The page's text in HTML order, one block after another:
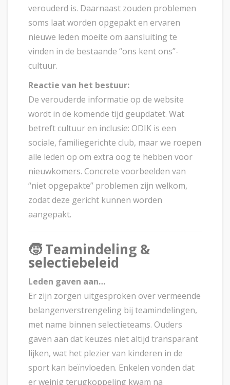
verouderd is. Daarnaast zouden problemen
soms laat worden opgepakt en ervaren
nieuwe leden moeite om aansluiting te
vinden in de bestaande “ons kent ons”-
cultuur.
Reactie van het bestuur:
De verouderde informatie op de website
wordt in de komende tijd geüpdatet. Wat
betreft cultuur en inclusie: ODIK is een
sociale, familiegerichte club, maar we roepen
alle leden op om extra oog te hebben voor
nieuwkomers. Concrete voorbeelden van
“niet opgepakte” problemen zijn welkom,
zodat deze gericht kunnen worden
aangepakt.
🧒Teamindeling &
selectiebeleid
Leden gaven aan…
Er zijn zorgen uitgesproken over vermeende
belangenverstrengeling bij teamindelingen,
met name binnen selectieteams. Ouders
gaven aan dat keuzes niet altijd transparant
lijken, wat het plezier van kinderen in de
sport kan beïnvloeden. Enkelen vonden dat
er weinig terugkoppeling kwam na